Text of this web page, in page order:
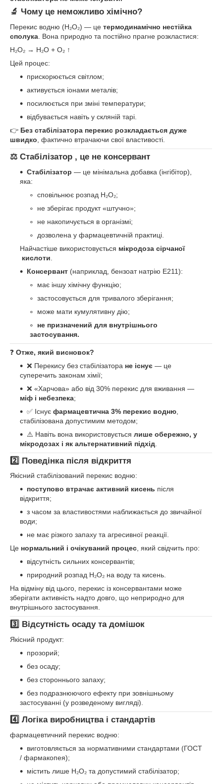
🔬 Чому це неможливо хімічно?
Перекис водню (H₂O₂) — це термодинамічно нестійка
сполука . Вона природно та постійно прагне розкластися:
H₂O₂ → H₂O + O₂ ↑
Цей процес:
прискорюється світлом;
активується іонами металів;
посилюється при зміні температури;
відбувається навіть у скляній тарі.
👉 Без стабілізатора перекис розкладається дуже
швидко , фактично втрачаючи свої властивості.
⚖️ Стабілізатор , це не консервант
Стабілізатор — це мінімальна добавка (інгібітор),
яка:
сповільнює розпад H₂O₂;
не зберігає продукт «штучно»;
не накопичується в організмі;
дозволена у фармацевтичній практиці.
Найчастіше використовується мікродоза сірчаної
кислоти
Консервант (наприклад, бензоат натрію Е211):
має іншу хімічну функцію;
застосовується для тривалого зберігання;
може мати кумулятивну дію;
не призначений для внутрішнього
застосування.
❓ Отже, який висновок?
❌ Перекису без стабілізатора не існує — це
суперечить законам хімії;
❌ «Харчова» або від 30% перекис для вживання —
міф і небезпека;
✅ Існує фармацевтична 3% перекис водню
стабілізована допустимим методом;
⚠️ Навіть вона використовується лише обережно, у
мікродозах і як альтернативний підхід
2️⃣ Поведінка після відкриття
Якісний стабілізований перекис водню:
поступово втрачає активний кисень після
відкриття;
з часом за властивостями наближається до звичайної
води;
не має різкого запаху та агресивної реакції.
Це нормальний і очікуваний процес, який свідчить про:
відсутність сильних консервантів;
природний розпад H₂O₂ на воду та кисень.
На відміну від цього, перекис із консервантами може
зберігати активність надто довго, що неприродно для
внутрішнього застосування.
3️⃣ Відсутність осаду та домішок
Якісний продукт:
прозорий;
без осаду;
без стороннього запаху;
без подразнюючого ефекту при зовнішньому
застосуванні (у розведеному вигляді).
4️⃣ Логіка виробництва і стандартів
фармацевтичний перекис водню:
виготовляється за нормативними стандартами (ГОСТ
/ фармакопея);
містить лише H₂O₂ та допустимий стабілізатор;